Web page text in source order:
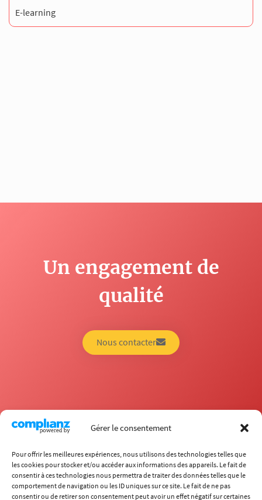
Gérer le consentement
Pour offrir les meilleures expériences, nous utilisons des technologies telles que
les cookies pour stocker et/ou accéder aux informations des appareils. Le fait de
consentir à ces technologies nous permettra de traiter des données telles que le
comportement de navigation ou les ID uniques sur ce site. Le fait de ne pas
consentir ou de retirer son consentement peut avoir un effet négatif sur certaines
E-learning
Un engagement de
qualité
Nous contacter
École